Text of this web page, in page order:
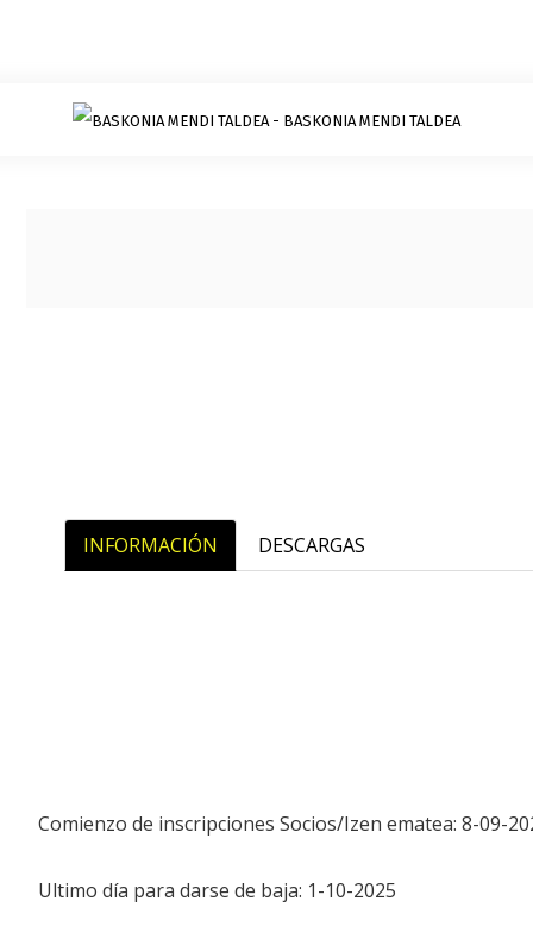
INFORMACIÓN DESCARGAS
Comienzo de inscripciones Socios/Izen ematea: 8-09-
Ultimo día para darse de baja: 1-10-2025